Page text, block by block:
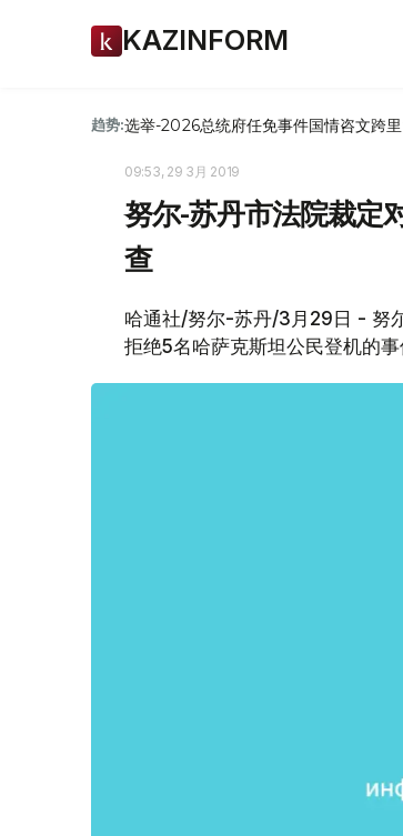
KAZINFORM
趋势:选举-2026总统府任免事件国情咨文跨
09:53, 29 3月 2019
努尔-苏丹市法院裁定
查
哈通社/努尔-苏丹/3月29日 - 努
拒绝5名哈萨克斯坦公民登机的事